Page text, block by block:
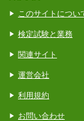
このサイトについ
検定試験と業務
関連サイト
運営会社
利用規約
お問い合わせ